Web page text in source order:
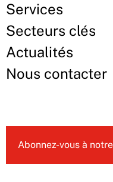
Services
Secteurs clés
Actualités
Nous contacter
Abonnez-vous à